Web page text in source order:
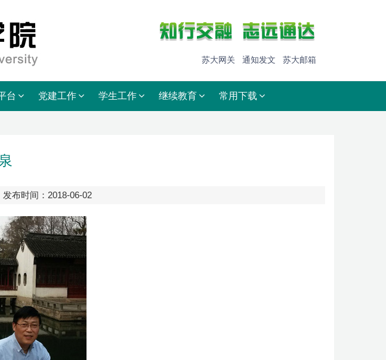
苏大网关 通知发文 苏大邮箱
台 党建工作 学生工作 继续教育 常用下载
布时间：2018-06-02